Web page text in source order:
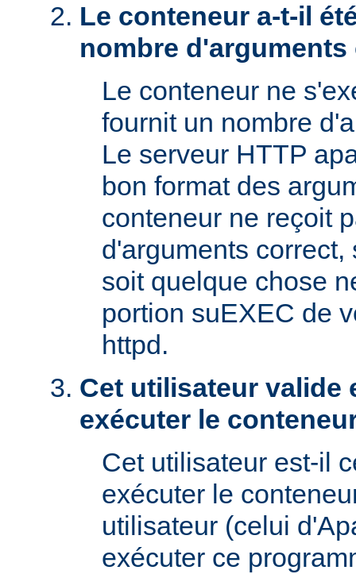
Le conteneur a-t-il
nombre
Le conteneur ne
fournit un nombre
Le serveur HTTP
bon format des
conteneur ne reçoit
d'arguments
soit quelque chose
portion suEXEC de
httpd.
Cet utilisateur valide
exécuter le
Cet utilisateur est-il
exécuter le
utilisateur (celui
exécuter ce